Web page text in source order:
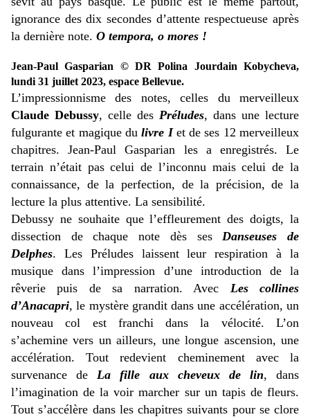
ignorance des dix secondes d’attente respectueuse après
la dernière note. O tempora, o mores !
Jean-Paul Gasparian © DR Polina Jourdain Kobycheva,
lundi 31 juillet 2023, espace Bellevue.
L’impressionnisme des notes, celles du merveilleux
Claude Debussy, celle des Préludes, dans une lecture
fulgurante et magique dulivre Iet de ses 12 merveilleux
chapitres. Jean-Paul Gasparian les a enregistrés. Le
terrain n’était pas celui de l’inconnu mais celui de la
connaissance, de la perfection, de la précision, de la
lecture la plus attentive. La sensibilité.
Debussy ne souhaite que l’effleurement des doigts, la
dissection de chaque note dès sesDanseuses de
Delphes. Les Préludes laissent leur respiration à la
musique dans l’impression d’une introduction de la
rêverie puis de sa narration. Avec Les collines
d’Anacapri, le mystère grandit dans une accélération, un
nouveau col est franchi dans la vélocité. L’on
s’achemine vers un ailleurs, une longue ascension, une
accélération. Tout redevient cheminement avec la
survenance deLa fille aux cheveux de lin, dans
l’imagination de la voir marcher sur un tapis de fleurs.
Tout s’accélère dans les chapitres suivants pour se clore